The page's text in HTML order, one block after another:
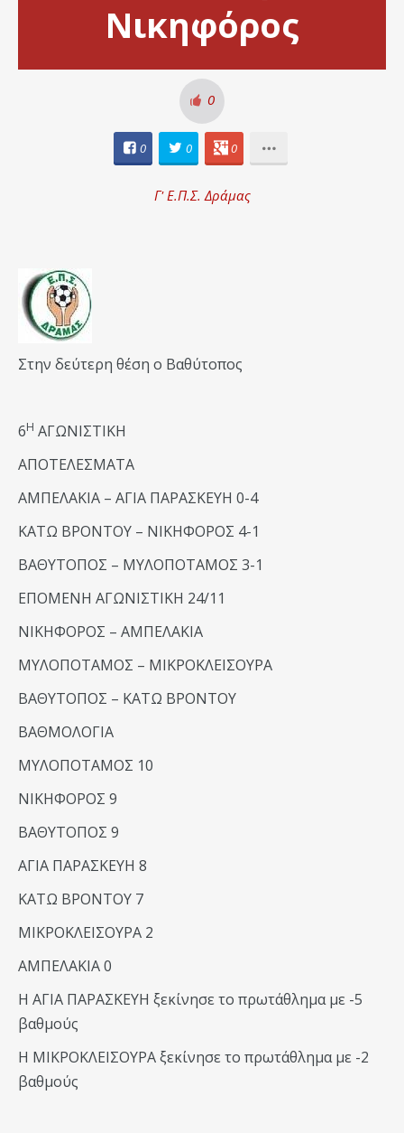
Νικηφόρος
0
0 0 0
Γ' Ε.Π.Σ. Δράμας
Στην δεύτερη θέση ο Βαθύτοπος
6Η ΑΓΩΝΙΣΤΙΚΗ
ΑΠΟΤΕΛΕΣΜΑΤΑ
ΑΜΠΕΛΑΚΙΑ – ΑΓΙΑ ΠΑΡΑΣΚΕΥΗ 0-4
ΚΑΤΩ ΒΡΟΝΤΟΥ – ΝΙΚΗΦΟΡΟΣ 4-1
ΒΑΘΥΤΟΠΟΣ – ΜΥΛΟΠΟΤΑΜΟΣ 3-1
ΕΠΟΜΕΝΗ ΑΓΩΝΙΣΤΙΚΗ 24/11
ΝΙΚΗΦΟΡΟΣ – ΑΜΠΕΛΑΚΙΑ
ΜΥΛΟΠΟΤΑΜΟΣ – ΜΙΚΡΟΚΛΕΙΣΟΥΡΑ
ΒΑΘΥΤΟΠΟΣ – ΚΑΤΩ ΒΡΟΝΤΟΥ
ΒΑΘΜΟΛΟΓΙΑ
ΜΥΛΟΠΟΤΑΜΟΣ 10
ΝΙΚΗΦΟΡΟΣ 9
ΒΑΘΥΤΟΠΟΣ 9
ΑΓΙΑ ΠΑΡΑΣΚΕΥΗ 8
ΚΑΤΩ ΒΡΟΝΤΟΥ 7
ΜΙΚΡΟΚΛΕΙΣΟΥΡΑ 2
ΑΜΠΕΛΑΚΙΑ 0
Η ΑΓΙΑ ΠΑΡΑΣΚΕΥΗ ξεκίνησε το πρωτάθλημα με -5
βαθμούς
Η ΜΙΚΡΟΚΛΕΙΣΟΥΡΑ ξεκίνησε το πρωτάθλημα με -2
βαθμούς